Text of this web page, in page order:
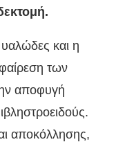
και η
των
αποφυγή
αποκόλλησης,